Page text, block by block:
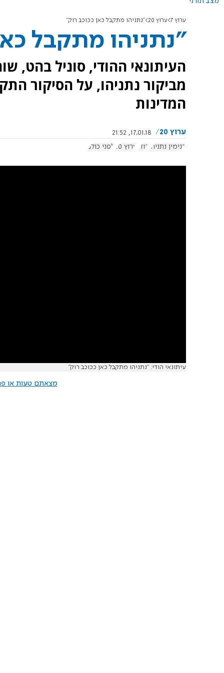
ערוץ 7 ערוץ 20 "נתניהו מתקבל כאן ככוכב רוק"
"נתניהו מתקבל
מביקור נתניהו, על הסיקור
המדינות
ערוץ 20
17.01.18, 21:52
בנימין נתניהו הודו ערוץ 20 לפני כולם
עיתונאי הודי: "נתניהו מתקבל כאן ככוכב רוק"
מצאתם טעות או